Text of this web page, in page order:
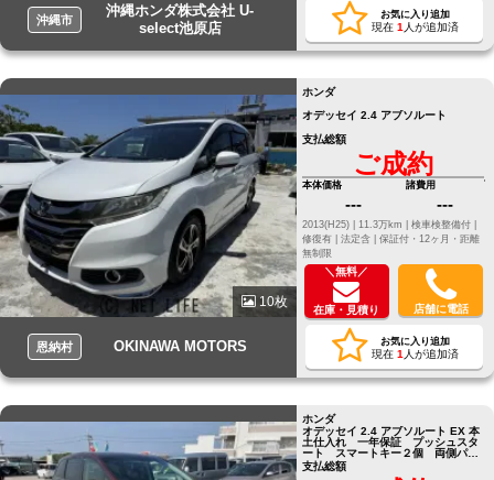
沖縄市
沖縄ホンダ株式会社 U-
select池原店
お気に入り追加
現在 1 人が追加済
10枚
恩納村 OKINAWA MOTORS
ホンダ
オデッセイ 2.4 アブソルート
支払総額
ご成約
本体価格
---
諸費用
---
2013(H25) | 11.3万km |
検車検整備付 |
修復有 | 法定含 | 保証付・12ヶ月・距離
無制限
＼無料／
在庫・見積り 店舗に電話
お気に入り追加
現在 1 人が追加済
ホンダ
オデッセイ 2.4 アブソルート EX 本
土仕入れ 一年保証 プッシュスタ
ート スマートキー２個 両側パワ
ースライドドア バックカメラ ナ
ビ
支払総額